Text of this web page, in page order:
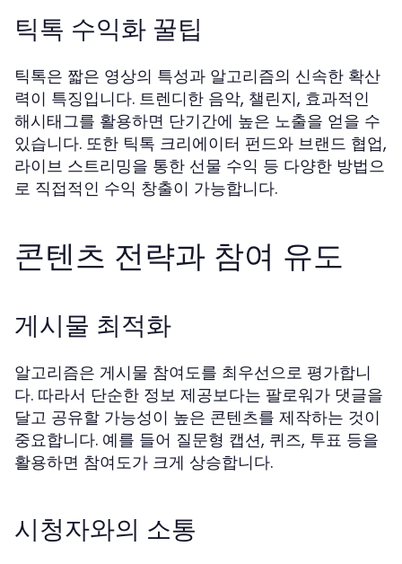
틱톡 수익화 꿀팁
틱톡은 짧은 영상의 특성과 알고리즘의 신속한 확산
력이 특징입니다. 트렌디한 음악, 챌린지, 효과적인
해시태그를 활용하면 단기간에 높은 노출을 얻을 수
있습니다. 또한 틱톡 크리에이터 펀드와 브랜드 협업,
라이브 스트리밍을 통한 선물 수익 등 다양한 방법으
로 직접적인 수익 창출이 가능합니다.
콘텐츠 전략과 참여 유도
게시물 최적화
알고리즘은 게시물 참여도를 최우선으로 평가합니
다. 따라서 단순한 정보 제공보다는 팔로워가 댓글을
달고 공유할 가능성이 높은 콘텐츠를 제작하는 것이
중요합니다. 예를 들어 질문형 캡션, 퀴즈, 투표 등을
활용하면 참여도가 크게 상승합니다.
시청자와의 소통